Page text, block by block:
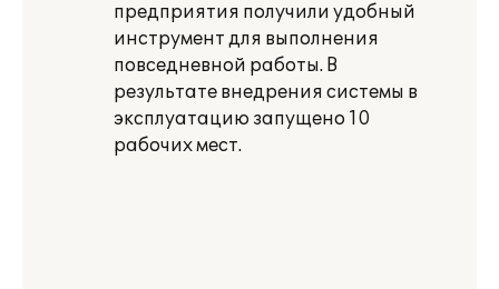
предприятия получили удобный
инструмент для выполнения
повседневной работы. В
результате внедрения системы в
эксплуатацию запущено 10
рабочих мест.